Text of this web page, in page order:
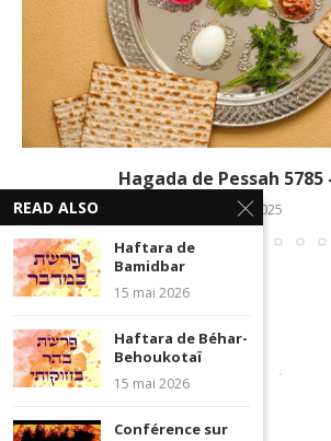
Hagada de Pessah 5785
3 avril 2025
READ ALSO
Haftara de
Bamidbar
15 mai 2026
Haftara de Béhar-
Behoukotaï
15 mai 2026
Conférence sur